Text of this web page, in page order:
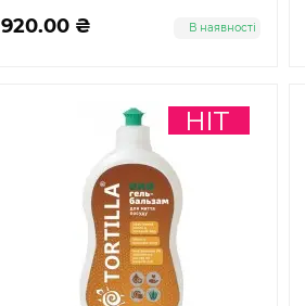
920.00 ₴ В наявності